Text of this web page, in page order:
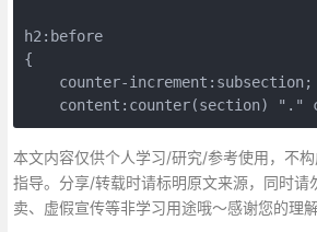
h2:before
{
    counter-increment:subsection;
content:counter(section) "."
本文内容仅供个人学习/研究/参考使用，不
指导。分享/转载时请标明原文来源，同时请
卖、虚假宣传等非学习用途哦～感谢您的理解